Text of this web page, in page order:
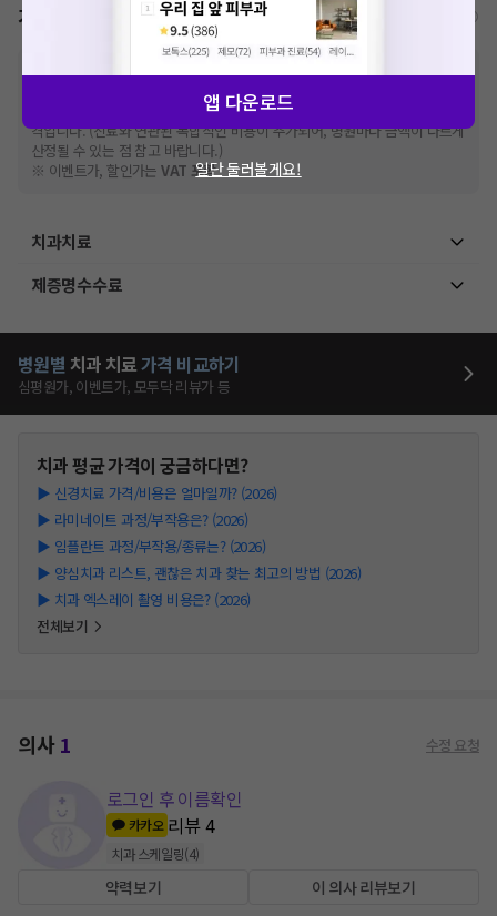
가격표 비급여/급여 진료란?
※비급여 항목의 경우,추가비용 등으로 실제 가격과 상이할 수 있으니, 정확
한 가격은 해당 의료기관에 직접 문의해주세요.
건강보험심사평가원에 고지되어 있는 급여 진료 기준 가
격입니다. (진료와 연관된 복합적인 비용이 추가되어, 병원마다 금액이 다르게
산정될 수 있는 점 참고 바랍니다.)
※ 이벤트가, 할인가는VAT 포함
치과치료
제증명수수료
병원별 치과 치료가격 비교하기
심평원가, 이벤트가, 모두닥 리뷰가 등
치과평균 가격이 궁금하다면?
▶ 신경치료 가격/비용은 얼마일까? (2026)
▶ 라미네이트 과정/부작용은? (2026)
▶ 임플란트 과정/부작용/종류는? (2026)
▶ 양심치과 리스트, 괜찮은 치과 찾는 최고의 방법 (2026)
▶ 치과 엑스레이 촬영 비용은? (2026)
전체보기
의사1 수정 요청
로그인 후 이름확인
카카오 리뷰4
치과 스케일링(4)
약력보기 이 의사 리뷰보기
앱 다운로드
일단 둘러볼게요!